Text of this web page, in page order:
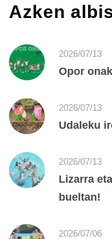
Azken
2026/07/13
Opor
2026/07/13
Udaleku
2026/07/13
Lizarra
bueltan!
2026/07/06